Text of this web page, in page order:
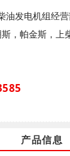
油发电机组经
，帕金斯，上
产品信息